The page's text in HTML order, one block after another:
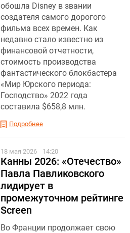
обошла Disney в звании
создателя самого дорогого
фильма всех времен. Как
недавно стало известно из
финансовой отчетности,
стоимость производства
фантастического блокбастера
«Мир Юрского периода:
Господство» 2022 года
составила $658,8 млн.
Подробнее
18 мая 2026 14:20
Канны 2026: «Отечество»
Павла Павликовского
лидирует в
промежуточном рейтинге
Screen
Во Франции продолжает свою